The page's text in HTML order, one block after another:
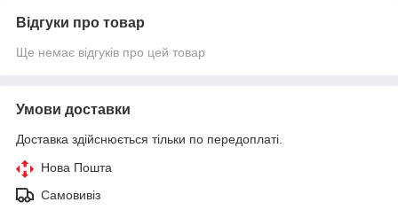
Відгуки про товар
Ще немає відгуків про цей товар
Умови доставки
Доставка здійснюється тільки по передоплаті.
Нова Пошта
Самовивіз